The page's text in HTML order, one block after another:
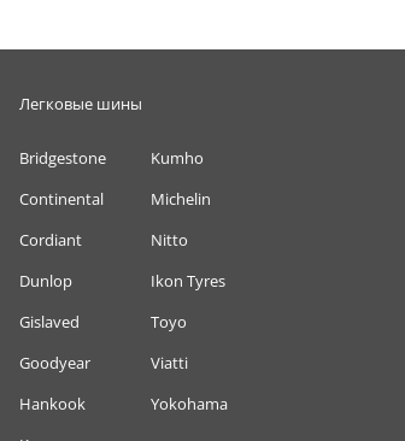
Легковые шины
Bridgestone
Continental
Cordiant
Dunlop
Gislaved
Goodyear
Hankook
Kumho
Michelin
Nitto
Ikon Tyres
Toyo
Viatti
Yokohama